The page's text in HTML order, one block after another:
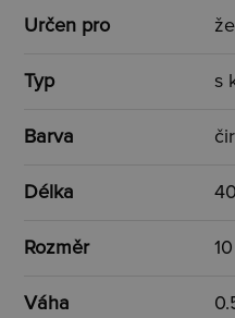
Určen pro
Typ s
Barva
Délka
Rozměr
Váha